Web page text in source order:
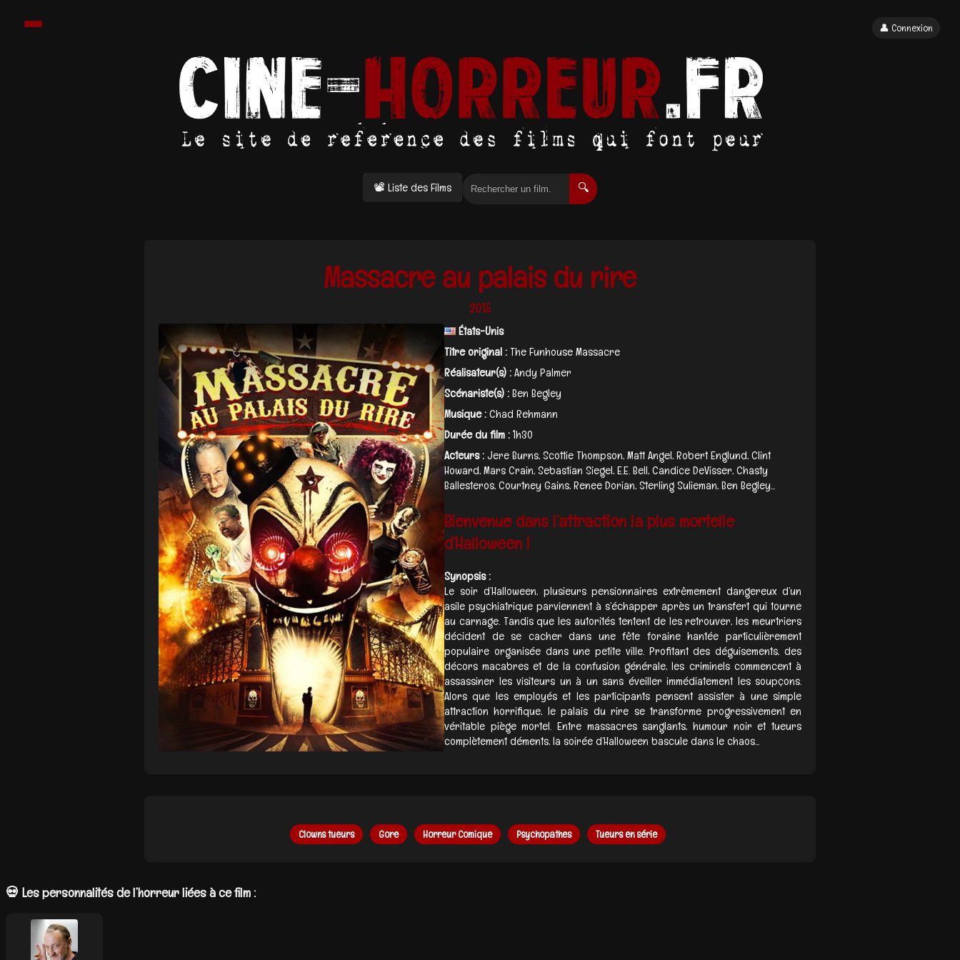
📽 Liste des Films 🔍
👤 Connexion
Massacre au palais du rire
2015
États-Unis
Titre original :The Funhouse Massacre
Réalisateur(s) :Andy Palmer
Scénariste(s) :Ben Begley
Musique :Chad Rehmann
Durée du film :1h30
Acteurs :Jere Burns, Scottie Thompson, Matt Angel, Robert Englund, Clint
Howard, Mars Crain, Sebastian Siegel, E.E. Bell, Candice DeVisser, Chasty
Ballesteros, Courtney Gains, Renee Dorian, Sterling Sulieman, Ben Begley...
Bienvenue dans l’attraction la plus mortelle
d’Halloween !
Synopsis :
Le soir d’Halloween, plusieurs pensionnaires extrêmement dangereux d’un
asile psychiatrique parviennent à s’échapper après un transfert qui tourne
au carnage. Tandis que les autorités tentent de les retrouver, les meurtriers
décident de se cacher dans une fête foraine hantée particulièrement
populaire organisée dans une petite ville. Profitant des déguisements, des
décors macabres et de la confusion générale, les criminels commencent à
assassiner les visiteurs un à un sans éveiller immédiatement les soupçons.
Alors que les employés et les participants pensent assister à une simple
attraction horrifique, le palais du rire se transforme progressivement en
véritable piège mortel. Entre massacres sanglants, humour noir et tueurs
complètement déments, la soirée d’Halloween bascule dans le chaos...
Clowns tueurs Gore Horreur Comique Psychopathes Tueurs en série
💀 Les personnalités de l’horreur liées à ce film :